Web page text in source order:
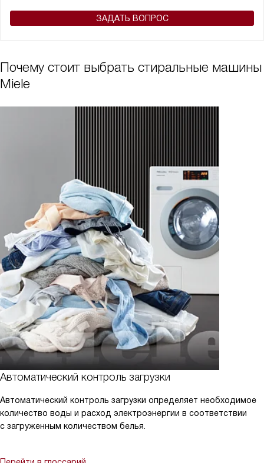
ЗАДАТЬ ВОПРОС
Почему стоит выбрать стиральные машины
Miele
Автоматический контроль загрузки
Автоматический контроль загрузки определяет необходимое
количество воды и расход электроэнергии в соответствии
с загруженным количеством белья.